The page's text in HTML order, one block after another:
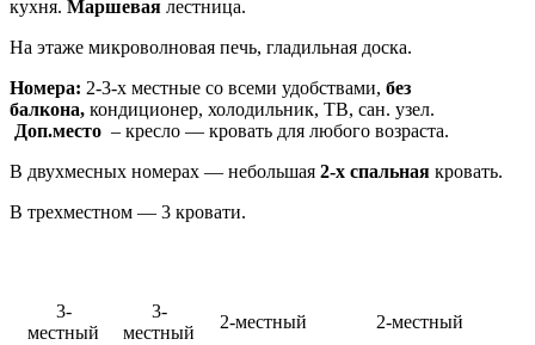
кухня. Маршевая лестница.
На этаже микроволновая печь, гладильная доска.
Номера: 2-3-х местные со всеми удобствами, без
балкона, кондиционер, холодильник, ТВ, сан. узел.
Доп.место – кресло — кровать для любого возраста.
В двухмесных номерах — небольшая 2-х спальная кровать.
В трехместном — 3 кровати.
3-
местный
3-
местный
2-местный 2-местный